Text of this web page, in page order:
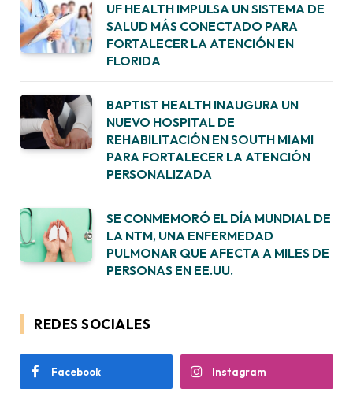
UF HEALTH IMPULSA UN SISTEMA DE
SALUD MÁS CONECTADO PARA
FORTALECER LA ATENCIÓN EN
FLORIDA
BAPTIST HEALTH INAUGURA UN
NUEVO HOSPITAL DE
REHABILITACIÓN EN SOUTH MIAMI
PARA FORTALECER LA ATENCIÓN
PERSONALIZADA
SE CONMEMORÓ EL DÍA MUNDIAL DE
LA NTM, UNA ENFERMEDAD
PULMONAR QUE AFECTA A MILES DE
PERSONAS EN EE.UU.
REDES SOCIALES
Facebook Instagram